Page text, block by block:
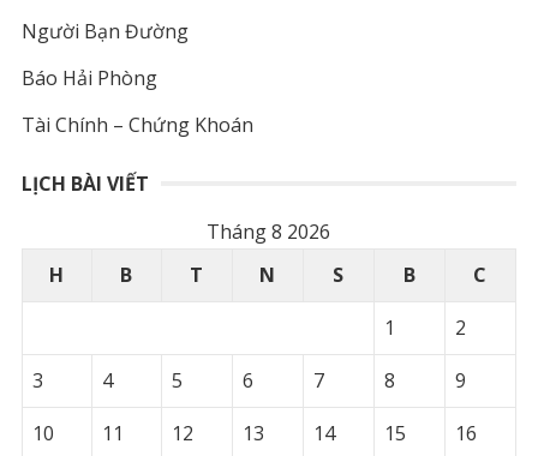
Người Bạn Đường
Báo Hải Phòng
Tài Chính – Chứng Khoán
LỊCH BÀI VIẾT
Tháng 8 2026
H
B T N S B
C
1
2
3
4 5 6 7 8
9
10
11 12 13 14 15
16